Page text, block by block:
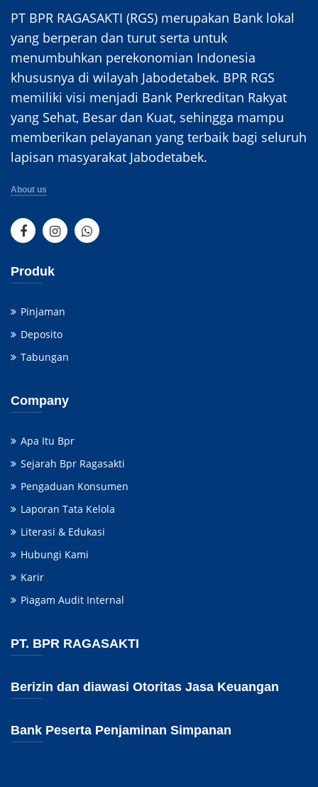
PT BPR RAGASAKTI (RGS) merupakan Bank lokal
yang berperan dan turut serta untuk
menumbuhkan perekonomian Indonesia
khususnya di wilayah Jabodetabek. BPR RGS
memiliki visi menjadi Bank Perkreditan Rakyat
yang Sehat, Besar dan Kuat, sehingga mampu
memberikan pelayanan yang terbaik bagi seluruh
lapisan masyarakat Jabodetabek.
About us
Produk
Pinjaman
Deposito
Tabungan
Company
Apa Itu Bpr
Sejarah Bpr Ragasakti
Pengaduan Konsumen
Laporan Tata Kelola
Literasi & Edukasi
Hubungi Kami
Karir
Piagam Audit Internal
PT. BPR RAGASAKTI
Berizin dan diawasi Otoritas Jasa Keuangan
Bank Peserta Penjaminan Simpanan